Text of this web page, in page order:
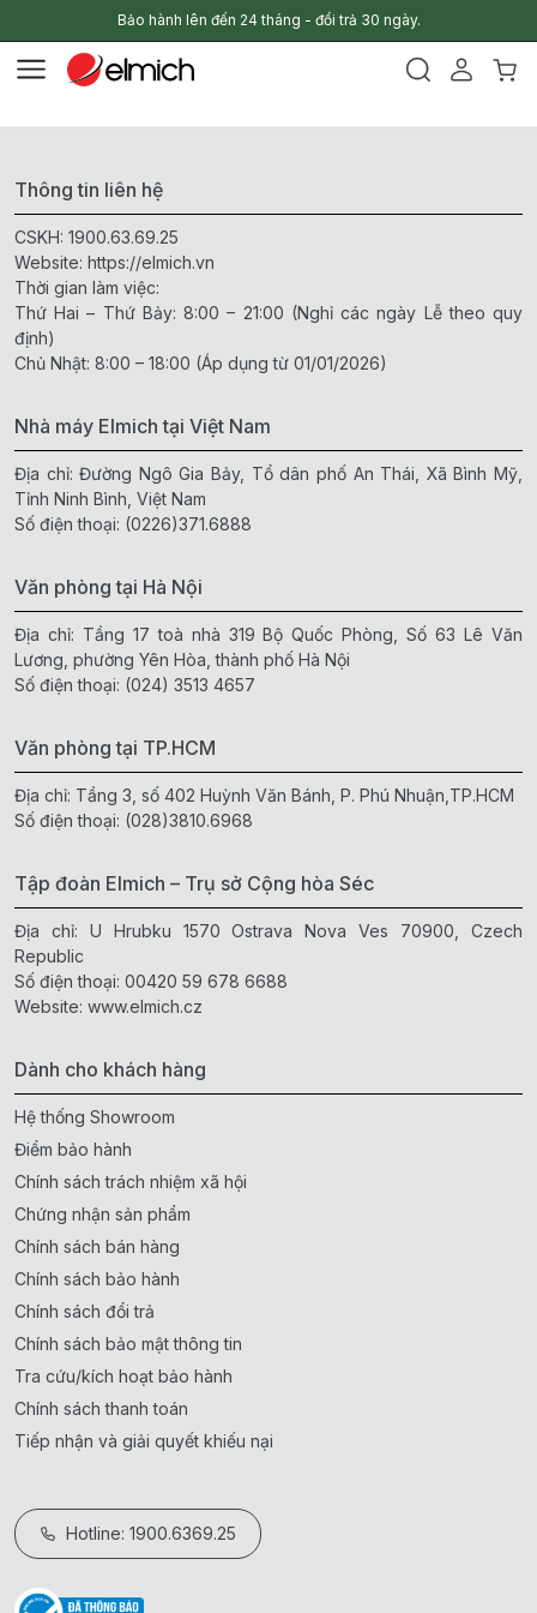
Bảo hành lên đến 24 tháng - đổi trả 30 ngày.
Thông tin liên hệ
CSKH: 1900.63.69.25
Website: https://elmich.vn
Thời gian làm việc:
Thứ Hai – Thứ Bảy: 8:00 – 21:00 (Nghỉ các ngày Lễ theo quy
định)
Chủ Nhật: 8:00 – 18:00 (Áp dụng từ 01/01/2026)
Nhà máy Elmich tại Việt Nam
Địa chỉ: Đường Ngô Gia Bảy, Tổ dân phố An Thái, Xã Bình Mỹ,
Tỉnh Ninh Bình, Việt Nam
Số điện thoại: (0226)371.6888
Văn phòng tại Hà Nội
Địa chỉ: Tầng 17 toà nhà 319 Bộ Quốc Phòng, Số 63 Lê Văn
Lương, phường Yên Hòa, thành phố Hà Nội
Số điện thoại: (024) 3513 4657
Văn phòng tại TP.HCM
Địa chỉ: Tầng 3, số 402 Huỳnh Văn Bánh, P. Phú Nhuận,TP.HCM
Số điện thoại: (028)3810.6968
Tập đoàn Elmich – Trụ sở Cộng hòa Séc
Địa chỉ: U Hrubku 1570 Ostrava Nova Ves 70900, Czech
Republic
Số điện thoại: 00420 59 678 6688
Website: www.elmich.cz
Dành cho khách hàng
Hệ thống Showroom
Điểm bảo hành
Chính sách trách nhiệm xã hội
Chứng nhận sản phẩm
Chính sách bán hàng
Chính sách bảo hành
Chính sách đổi trả
Chính sách bảo mật thông tin
Tra cứu/kích hoạt bảo hành
Chính sách thanh toán
Tiếp nhận và giải quyết khiếu nại
Hotline: 1900.6369.25